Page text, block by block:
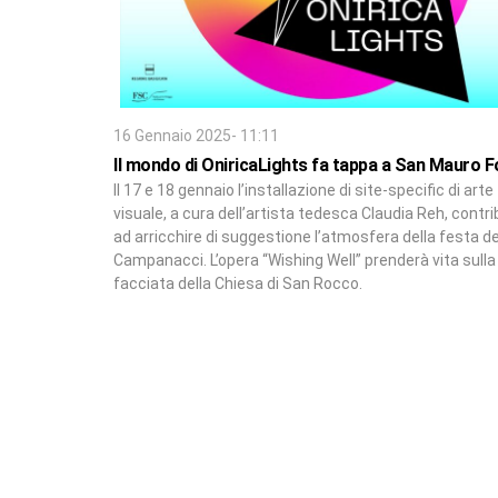
16 Gennaio 2025- 11:11
Il mondo di OniricaLights fa tappa a San Mauro
Il 17 e 18 gennaio l’installazione di site-specific di arte
visuale, a cura dell’artista tedesca Claudia Reh,
ad arricchire di suggestione l’atmosfera della festa
Campanacci. L’opera “Wishing Well” prenderà vita sulla
facciata della Chiesa di San Rocco.